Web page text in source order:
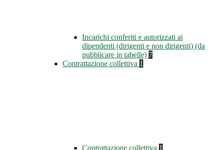
Incarichi conferiti e autorizzati ai
dipendenti (dirigenti e non dirigenti) (da
pubblicare in tabelle) 7
Contrattazione collettiva 1
Contrattazione collettiva 1